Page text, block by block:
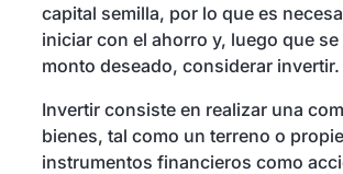
capital semilla, por lo que es
iniciar con el ahorro y, luego que
monto deseado, considerar invertir.
Invertir consiste en realizar una
bienes, tal como un terreno o
instrumentos financieros como